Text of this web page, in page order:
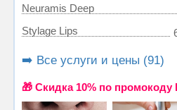
Neuramis Deep
Stylage Lips
➡️ Все услуги и цены (91)
🎁 Cкидка 10% по промокоду